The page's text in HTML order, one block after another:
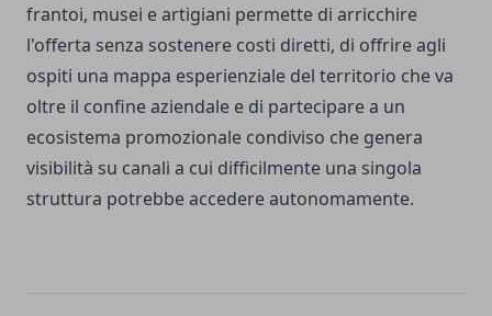
frantoi, musei e artigiani permette di arricchire
l'offerta senza sostenere costi diretti, di offrire agli
ospiti una mappa esperienziale del territorio che va
oltre il confine aziendale e di partecipare a un
ecosistema promozionale condiviso che genera
visibilità su canali a cui difficilmente una singola
struttura potrebbe accedere autonomamente.